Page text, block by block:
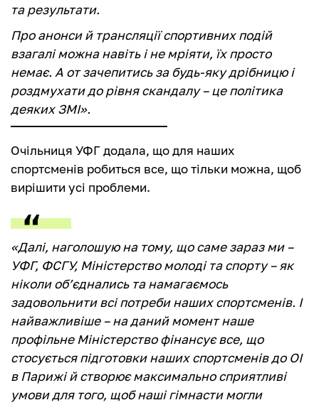
та результати.
Про анонси й трансляції спортивних подій
взагалі можна навіть і не мріяти, їх просто
немає. А от зачепитись за будь-яку дрібницю і
роздмухати до рівня скандалу – це політика
деяких ЗМІ».
Очільниця УФГ додала, що для наших
спортсменів робиться все, що тільки можна, щоб
вирішити усі проблеми.
«Далі, наголошую на тому, що саме зараз ми –
УФГ, ФСГУ, Міністерство молоді та спорту – як
ніколи об’єднались та намагаємось
задовольнити всі потреби наших спортсменів. І
найважливіше – на даний момент наше
профільне Міністерство фінансує все, що
стосується підготовки наших спортсменів до ОІ
в Парижі й створює максимально сприятливі
умови для того, щоб наші гімнасти могли